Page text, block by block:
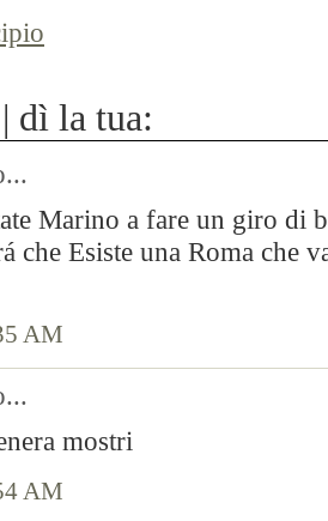
dì la tua:
Marino a fare un giro di
che Esiste una Roma che
AM
mostri
AM